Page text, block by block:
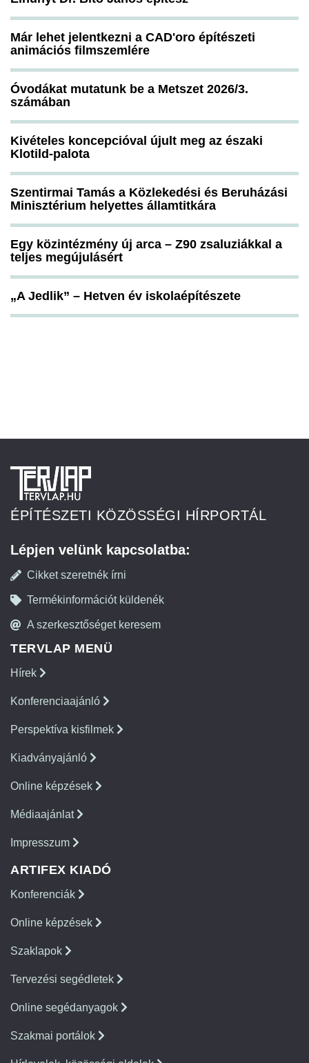
Már lehet jelentkezni a CAD'oro építészeti
animációs filmszemlére
Óvodákat mutatunk be a Metszet 2026/3.
számában
Kivételes koncepcióval újult meg az északi
Klotild-palota
Szentirmai Tamás a Közlekedési és Beruházási
Minisztérium helyettes államtitkára
Egy közintézmény új arca – Z90 zsaluziákkal a
teljes megújulásért
„A Jedlik” – Hetven év iskolaépítészete
ÉPÍTÉSZETI KÖZÖSSÉGI HÍRPORTÁL
Lépjen velünk kapcsolatba:
Cikket szeretnék írni
Termékinformációt küldenék
A szerkesztőséget keresem
TERVLAP MENÜ
Hírek
Konferenciaajánló
Perspektíva kisfilmek
Kiadványajánló
Online képzések
Médiaajánlat
Impresszum
ARTIFEX KIADÓ
Konferenciák
Online képzések
Szaklapok
Tervezési segédletek
Online segédanyagok
Szakmai portálok